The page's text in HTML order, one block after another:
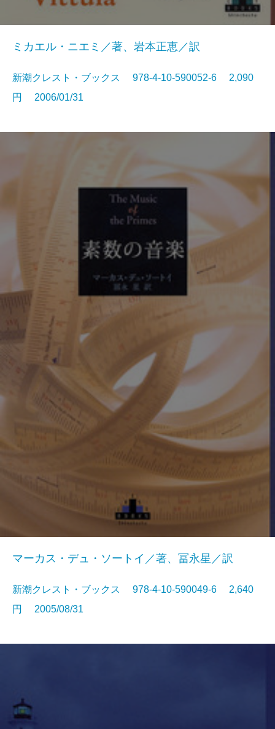
ミカエル・ニエミ／著、岩本正恵／訳
新潮クレスト・ブックス 978-4-10-590052-6 2,090
円 2006/01/31
マーカス・デュ・ソートイ／著、冨永星／訳
新潮クレスト・ブックス 978-4-10-590049-6 2,640
円 2005/08/31